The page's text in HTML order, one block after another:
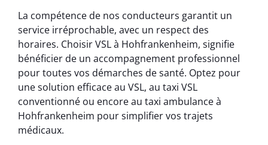
La compétence de nos conducteurs garantit un
service irréprochable, avec un respect des
horaires. Choisir VSL à Hohfrankenheim, signifie
bénéficier de un accompagnement professionnel
pour toutes vos démarches de santé. Optez pour
une solution efficace au VSL, au taxi VSL
conventionné ou encore au taxi ambulance à
Hohfrankenheim pour simplifier vos trajets
médicaux.